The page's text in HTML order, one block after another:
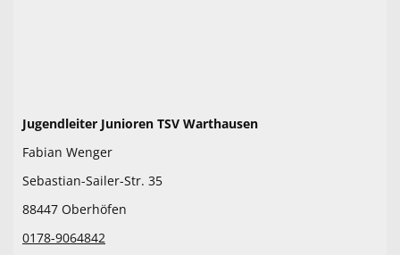
Jugendleiter Junioren TSV Warthausen
Fabian Wenger
Sebastian-Sailer-Str. 35
88447 Oberhöfen
0178-9064842